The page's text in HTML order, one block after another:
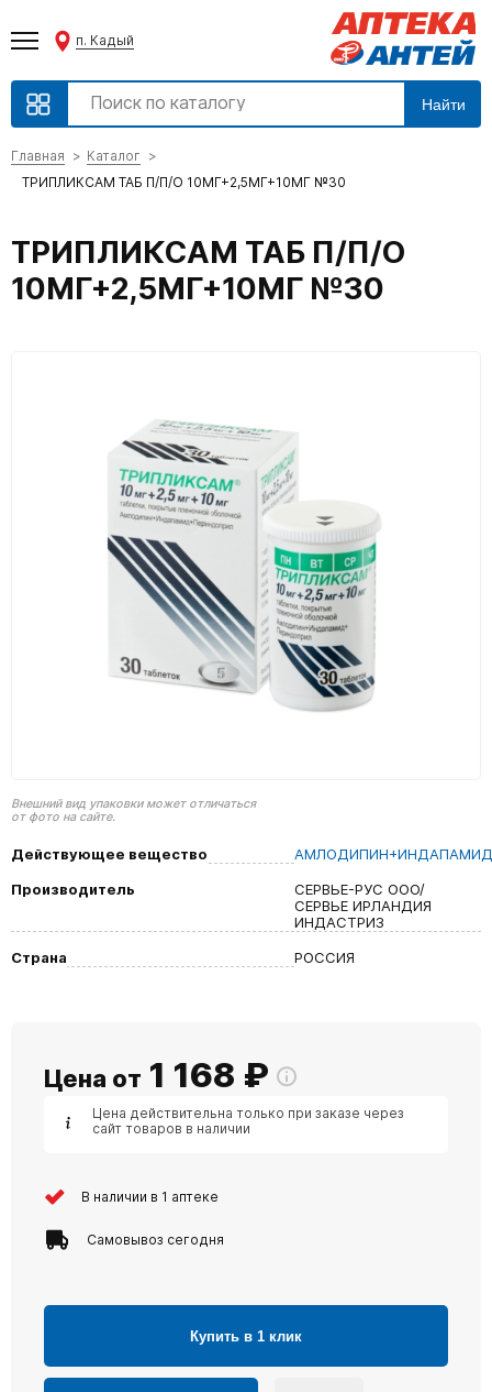
п. Кадый
Найти
Главная
Каталог
ТРИПЛИКСАМ ТАБ П/П/О 10МГ+2,5МГ+10МГ №30
ТРИПЛИКСАМ ТАБ П/П/О
10МГ+2,5МГ+10МГ №30
Внешний вид упаковки может отличаться
от фото на сайте.
Действующее вещество
Производитель
СЕРВЬЕ-РУС ООО/
СЕРВЬЕ ИРЛАНДИЯ
ИНДАСТРИЗ
Страна
РОССИЯ
Цена от 1 168 ₽
Цена действительна только при заказе через
сайт товаров в наличии
В наличии в 1 аптеке
Самовывоз сегодня
Купить в 1 клик